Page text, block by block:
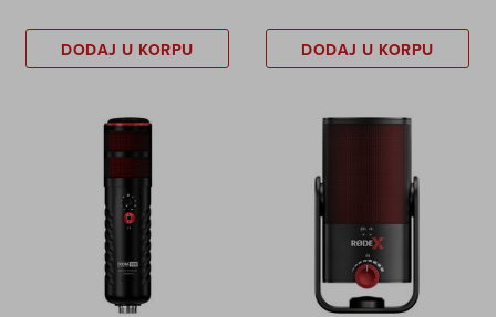
DODAJ U KORPU DODAJ U KORPU